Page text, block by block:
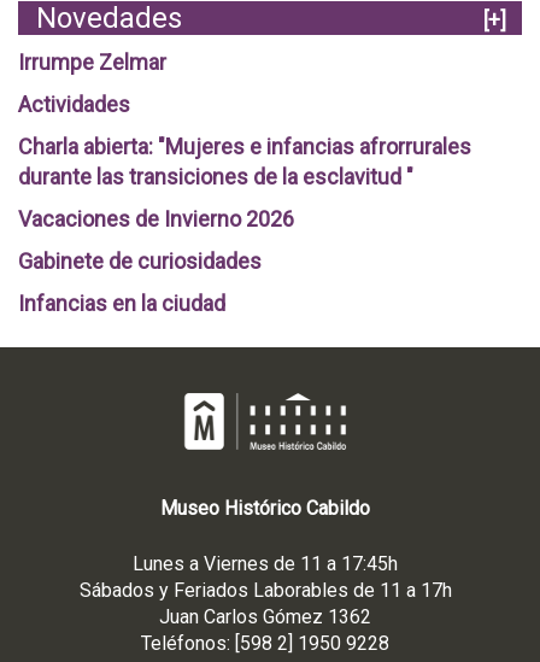
Novedades
[+]
Irrumpe Zelmar
Actividades
Charla abierta: "Mujeres e infancias afrorrurales
durante las transiciones de la esclavitud "
Vacaciones de Invierno 2026
Gabinete de curiosidades
Infancias en la ciudad
Museo Histórico Cabildo
Lunes a Viernes de 11 a 17:45h
Sábados y Feriados Laborables de 11 a 17h
Juan Carlos Gómez 1362
Teléfonos: [598 2] 1950 9228